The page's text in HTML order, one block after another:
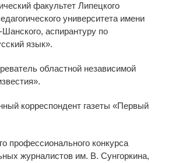
факультет Липецкого
университета имени
аспирантуру по
язык».
областной независимой
корреспондент газеты «Первый
профессионального конкурса
журналистов им. В. Сунгоркина,